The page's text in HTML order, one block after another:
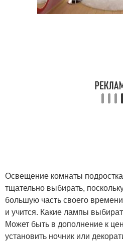
Детская комната
Освещение комнаты
тщательно выбирать,
большую часть своего
и учится. Какие лампы
Может быть в дополнение к
установить ночник или